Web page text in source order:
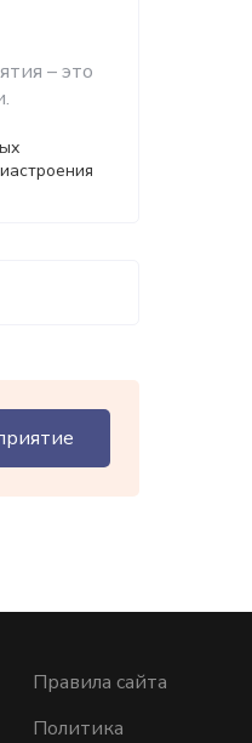
– это
Правила сайта
Политика